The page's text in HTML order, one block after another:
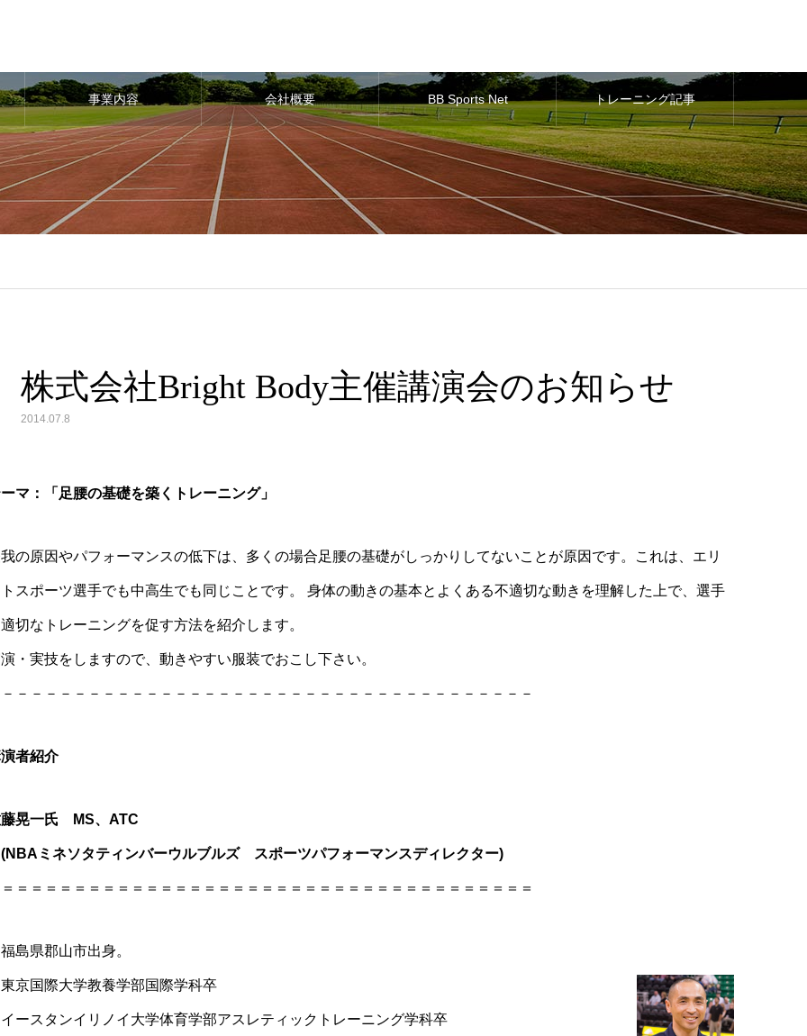
事業内容 会社概要 BB Sports Net トレーニング記事
株式会社Bright Body主催講演会のお知らせ
2014.07.8
マ：「足腰の基礎を築くトレーニング」
の原因やパフォーマンスの低下は、多くの場合足腰の基礎がしっかりしてないことが原因です。これは、エリ
スポーツ選手でも中高生でも同じことです。 身体の動きの基本とよくある不適切な動きを理解した上で、選手
切なトレーニングを促す方法を紹介します。
・実技をしますので、動きやすい服装でおこし下さい。
－－－－－－－－－－－－－－－－－－－－－－－－－－－－－－－－－－－－
者紹介
晃一氏 MS、ATC
ミネソタティンバーウルブルズ スポーツパフォーマンスディレクター)
＝＝＝＝＝＝＝＝＝＝＝＝＝＝＝＝＝＝＝＝＝＝＝＝＝＝＝＝＝＝＝＝＝＝＝＝
島県郡山市出身。
京国際大学教養学部国際学科卒
ースタンイリノイ大学体育学部アスレティックトレーニング学科卒